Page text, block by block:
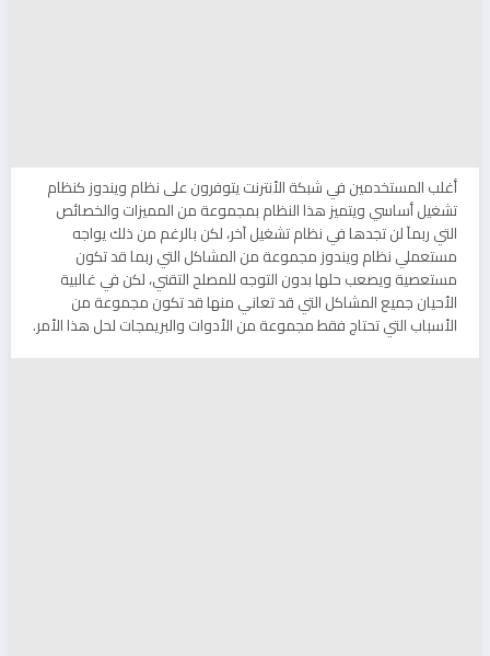
أغلب المستخدمين في شبكة الأنترنت يتوفرون على نظام ويندوز كنظام
تشغيل أساسي ويتميز هذا النظام بمجموعة من المميزات والخصائص
التي ربمآ لن تجدها في نظام تشغيل آخر، لكن بالرغم من ذلك يواجه
مستعملي نظام ويندوز مجموعة من المشاكل التي ربما قد تكون
مستعصية ويصعب حلها بدون التوجه للمصلح التقني، لكن في غالبية
الأحيان جميع المشاكل التي قد تعاني منها قد تكون مجموعة من
الأسباب التي تحتاج فقط مجموعة من الأدوات والبريمجات لحل هذا الأمر.